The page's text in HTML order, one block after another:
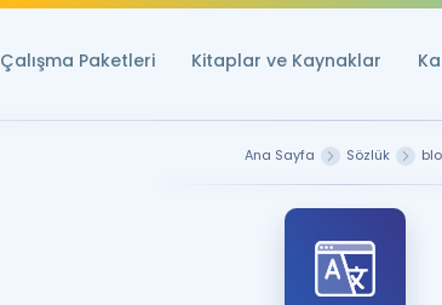
Çalışma Paketleri Kitaplar ve Kaynaklar
Ana Sayfa Sözlük